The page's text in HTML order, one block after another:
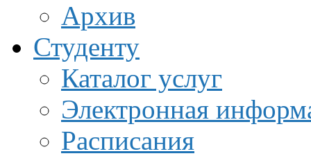
Архив
Студенту
Каталог услуг
Электронная
Расписания